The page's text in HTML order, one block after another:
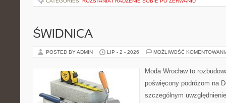
ŚWIDNICA
POSTED BY ADMIN LIP - 2 - 2026 MOŻLIWOŚĆ
Moda Wrocław to
poświęcony podróżom na
szczególnym